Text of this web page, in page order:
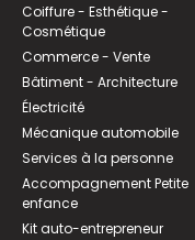
Coiffure - Esthétique -
Cosmétique
Commerce - Vente
Bâtiment - Architecture
Électricité
Mécanique automobile
Services à la personne
Accompagnement Petite
enfance
Kit auto-entrepreneur